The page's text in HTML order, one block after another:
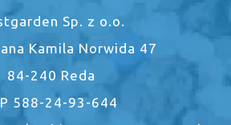
Sp. z o.o.
Kamila Norwida 47
84-240 Reda
588-24-93-644